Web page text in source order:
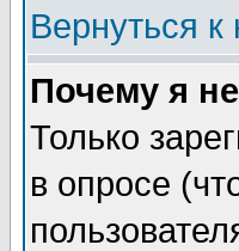
Вернуться к
Почему я
Только
в опросе